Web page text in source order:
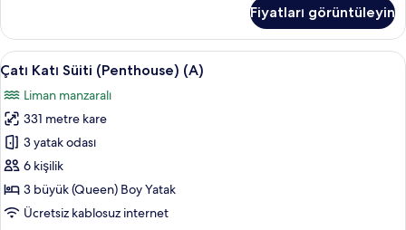
daha
fazla
detay
Fiyatları görüntüleyin
Çatı
Katı
Süiti
(Penthouse)
(A)
için
tüm
fotoğrafları
Dijital TV kanalları bulunan 55 inç
23
Çatı Katı Süiti (Penthouse) (A)
Liman manzaralı
331 metre kare
3 yatak odası
6 kişilik
3 büyük (Queen) Boy Yatak
Ücretsiz kablosuz internet